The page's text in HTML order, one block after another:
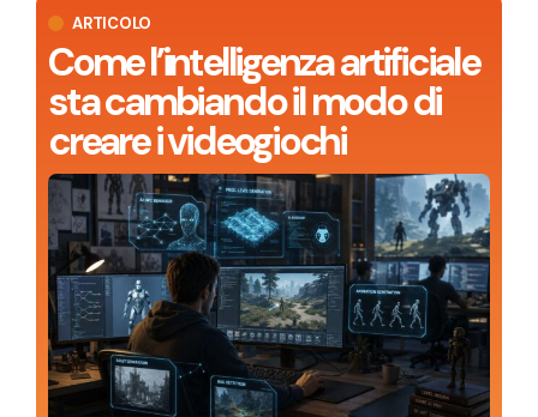
ARTICOLO
Come l’intelligenza artificiale
sta cambiando il modo di
creare i videogiochi